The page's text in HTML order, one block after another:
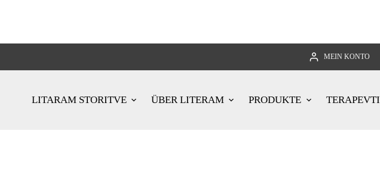
MEIN KONTO
LITARAM STORITVE ÜBER LITERAM PRODUKTE TERAPEVTI